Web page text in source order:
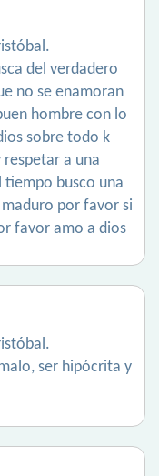
del verdadero
no se enamoran
hombre con lo
sobre todo k
respetar a una
tiempo busco una
por favor si
favor amo a dios
ser hipócrita y